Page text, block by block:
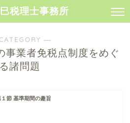
税理士事務所
―
事業者免税点制度をめぐ
る諸問題
１節 基準期間の趣旨